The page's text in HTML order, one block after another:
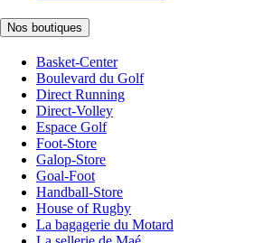
Nos boutiques
Basket-Center
Boulevard du Golf
Direct Running
Direct-Volley
Espace Golf
Foot-Store
Galop-Store
Goal-Foot
Handball-Store
House of Rugby
La bagagerie du Motard